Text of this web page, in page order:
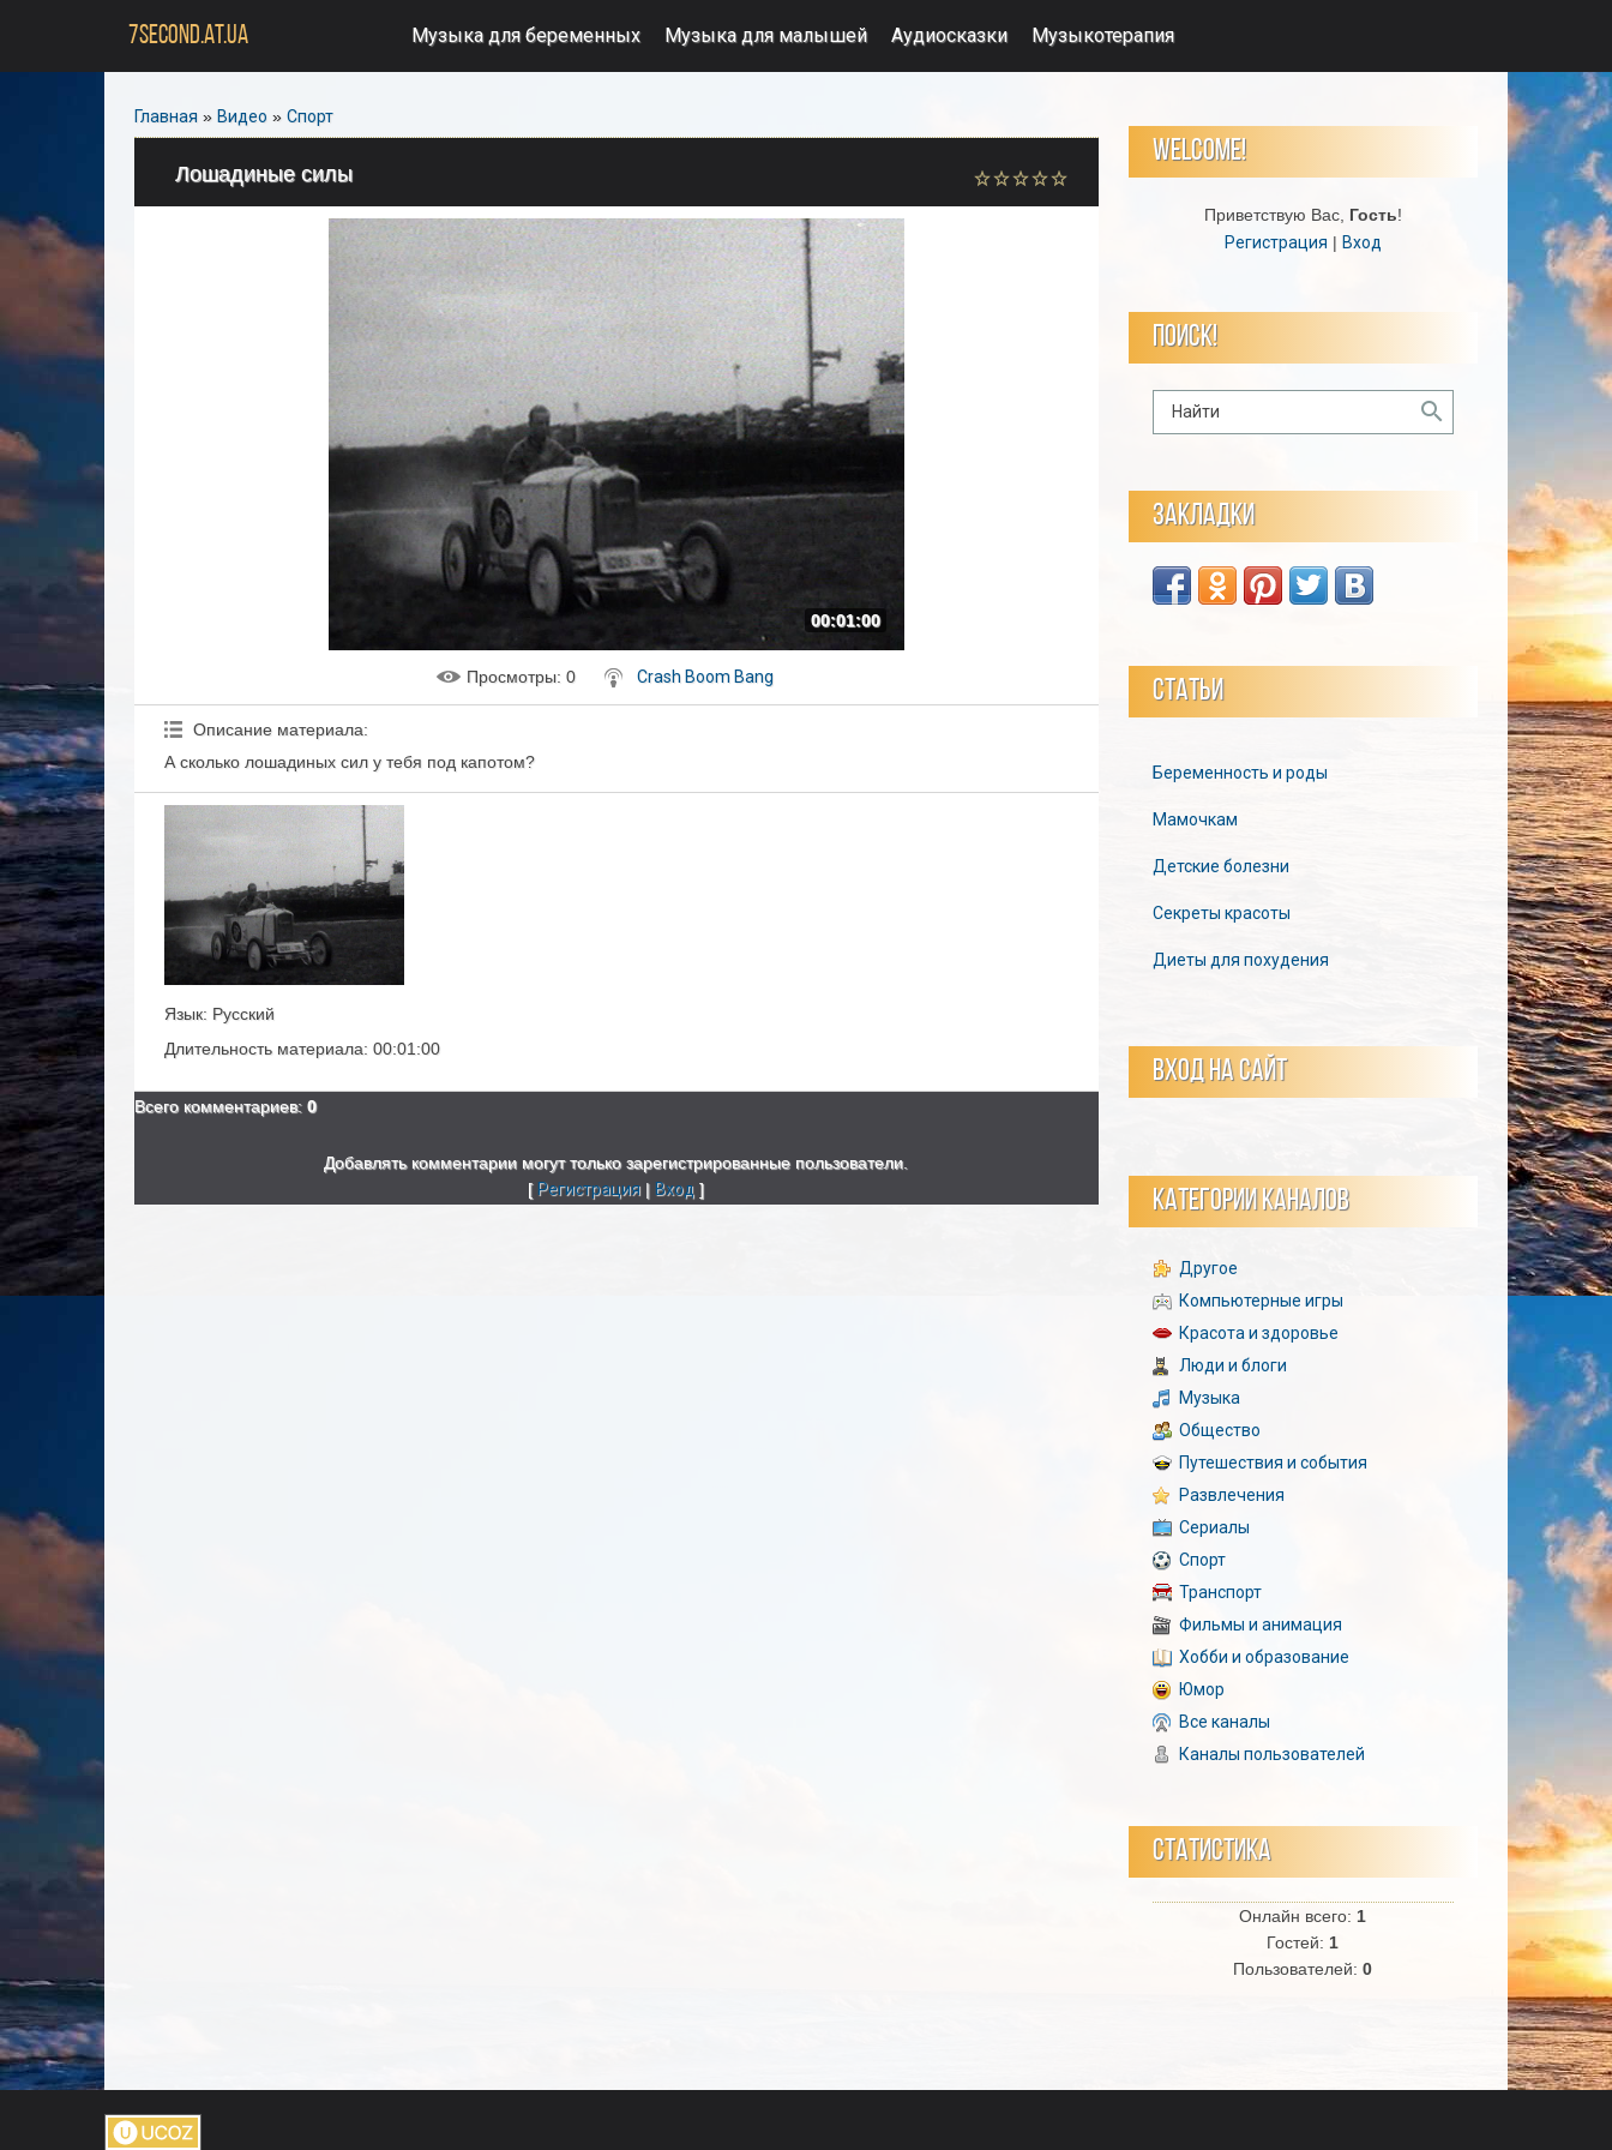
7SECOND.AT.UA Музыка для беременных Музыка для малышей Аудиосказки Музыкотерапия
Главная » Видео » Спорт
Лошадиные силы
00:01:00
Просмотры: 0 Crash Boom Bang
Описание материала:
А сколько лошадиных сил у тебя под капотом?
Язык: Русский
Длительность материала: 00:01:00
Всего комментариев: 0
Добавлять комментарии могут только зарегистрированные пользователи.
[ Регистрация | Вход ]
WELCOME!
Приветствую Вас, Гость!
Регистрация | Вход
ПОИСК!
ЗАКЛАДКИ
СТАТЬИ
Беременность и роды
Мамочкам
Детские болезни
Секреты красоты
Диеты для похудения
ВХОД НА САЙТ
КАТЕГОРИИ КАНАЛОВ
Другое
Компьютерные игры
Красота и здоровье
Люди и блоги
Музыка
Общество
Путешествия и события
Развлечения
Сериалы
Спорт
Транспорт
Фильмы и анимация
Хобби и образование
Юмор
Все каналы
Каналы пользователей
СТАТИСТИКА
Онлайн всего: 1
Гостей: 1
Пользователей:0